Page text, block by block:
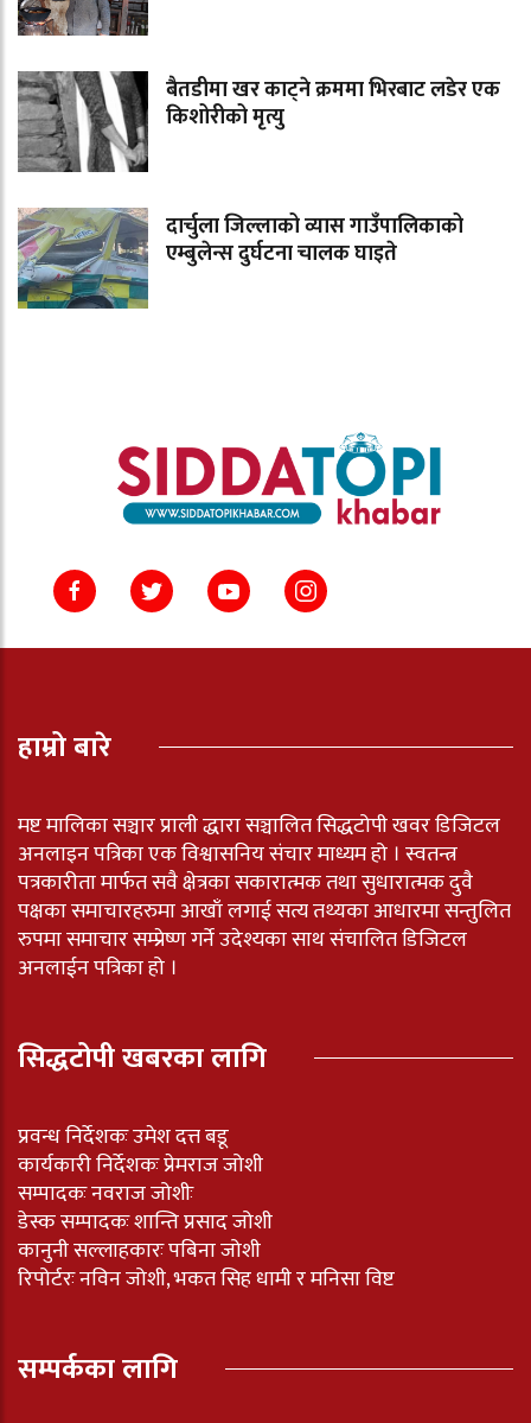
बैतडीमा खर काट्ने क्रममा भिरबाट लडेर एक
किशोरीको मृत्यु
दार्चुला जिल्लाको व्यास गाउँपालिकाको
एम्बुलेन्स दुर्घटना चालक घाइते
हाम्रो बारे
मष्ट मालिका सञ्चार प्राली द्धारा सञ्चालित सिद्धटोपी खवर डिजिटल
अनलाइन पत्रिका एक विश्वासनिय संचार माध्यम हो । स्वतन्त्र
पत्रकारीता मार्फत सवै क्षेत्रका सकारात्मक तथा सुधारात्मक दुवै
पक्षका समाचारहरुमा आखाँ लगाई सत्य तथ्यका आधारमा सन्तुलित
रुपमा समाचार सम्प्रेष्ण गर्ने उदेश्यका साथ संचालित डिजिटल
अनलाईन पत्रिका हो ।
सिद्धटोपी खबरका लागि
प्रवन्ध निर्देशकः उमेश दत्त बडू
कार्यकारी निर्देशकः प्रेमराज जोशी
सम्पादकः नवराज जोशीः
डेस्क सम्पादकः शान्ति प्रसाद जोशी
कानुनी सल्लाहकारः पबिना जोशी
रिपोर्टरः नविन जोशी, भकत सिह धामी र मनिसा विष्ट
सम्पर्कका लागि